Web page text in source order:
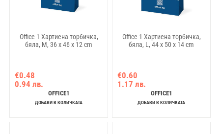
Office 1 Хартиена торбичка,
бяла, M, 36 х 46 х 12 cm
€0.48
0.94 лв.
OFFICE1
ДОБАВИ В КОЛИЧКАТА
Office 1 Хартиена торбичка,
бяла, L, 44 х 50 х 14 cm
€0.60
1.17 лв.
OFFICE1
ДОБАВИ В КОЛИЧКАТА